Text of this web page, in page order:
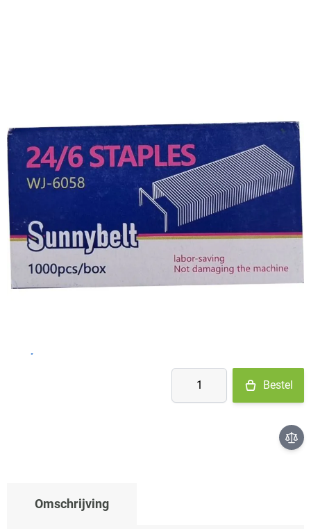
- Ma-Do: voor 15:30 besteld = vandaag verzonden
- Vr: voor 14:00 besteld = vandaag verzonden
- Za-Zo: maandag verzonden
Aantal
Bestel
Omschrijving